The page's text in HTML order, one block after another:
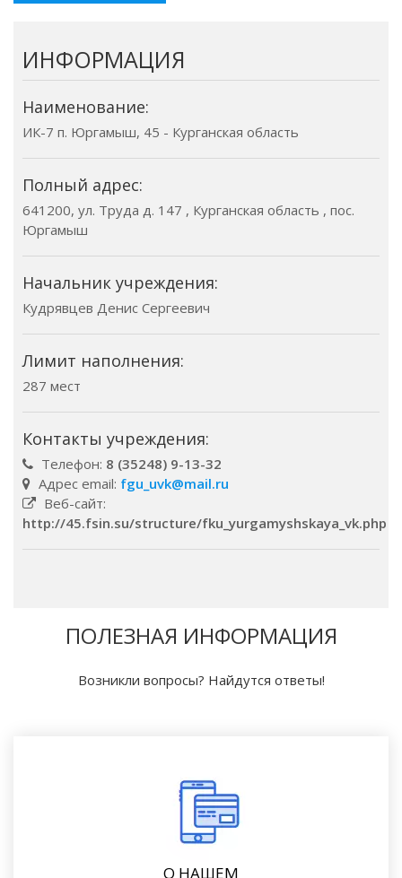
ИНФОРМАЦИЯ
Наименование:
ИК-7 п. Юргамыш, 45 - Курганская область
Полный адрес:
641200, ул. Труда д. 147 , Курганская область , пос.
Юргамыш
Начальник учреждения:
Кудрявцев Денис Сергеевич
Лимит наполнения:
287 мест
Контакты учреждения:
Телефон: 8 (35248) 9-13-32
Адрес email: fgu_uvk@mail.ru
Веб-сайт:
http://45.fsin.su/structure/fku_yurgamyshskaya_vk.php
ПОЛЕЗНАЯ ИНФОРМАЦИЯ
Возникли вопросы? Найдутся ответы!
О НАШЕМ